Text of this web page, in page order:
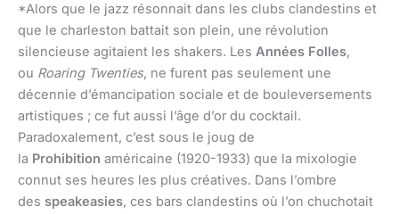
*Alors que le jazz résonnait dans les clubs clandestins et
que le charleston battait son plein, une révolution
silencieuse agitaient les shakers. Les Années Folles,
ou Roaring Twenties, ne furent pas seulement une
décennie d’émancipation sociale et de bouleversements
artistiques ; ce fut aussi l’âge d’or du cocktail.
Paradoxalement, c’est sous le joug de
la Prohibition américaine (1920-1933) que la mixologie
connut ses heures les plus créatives. Dans l’ombre
des speakeasies, ces bars clandestins où l’on chuchotait